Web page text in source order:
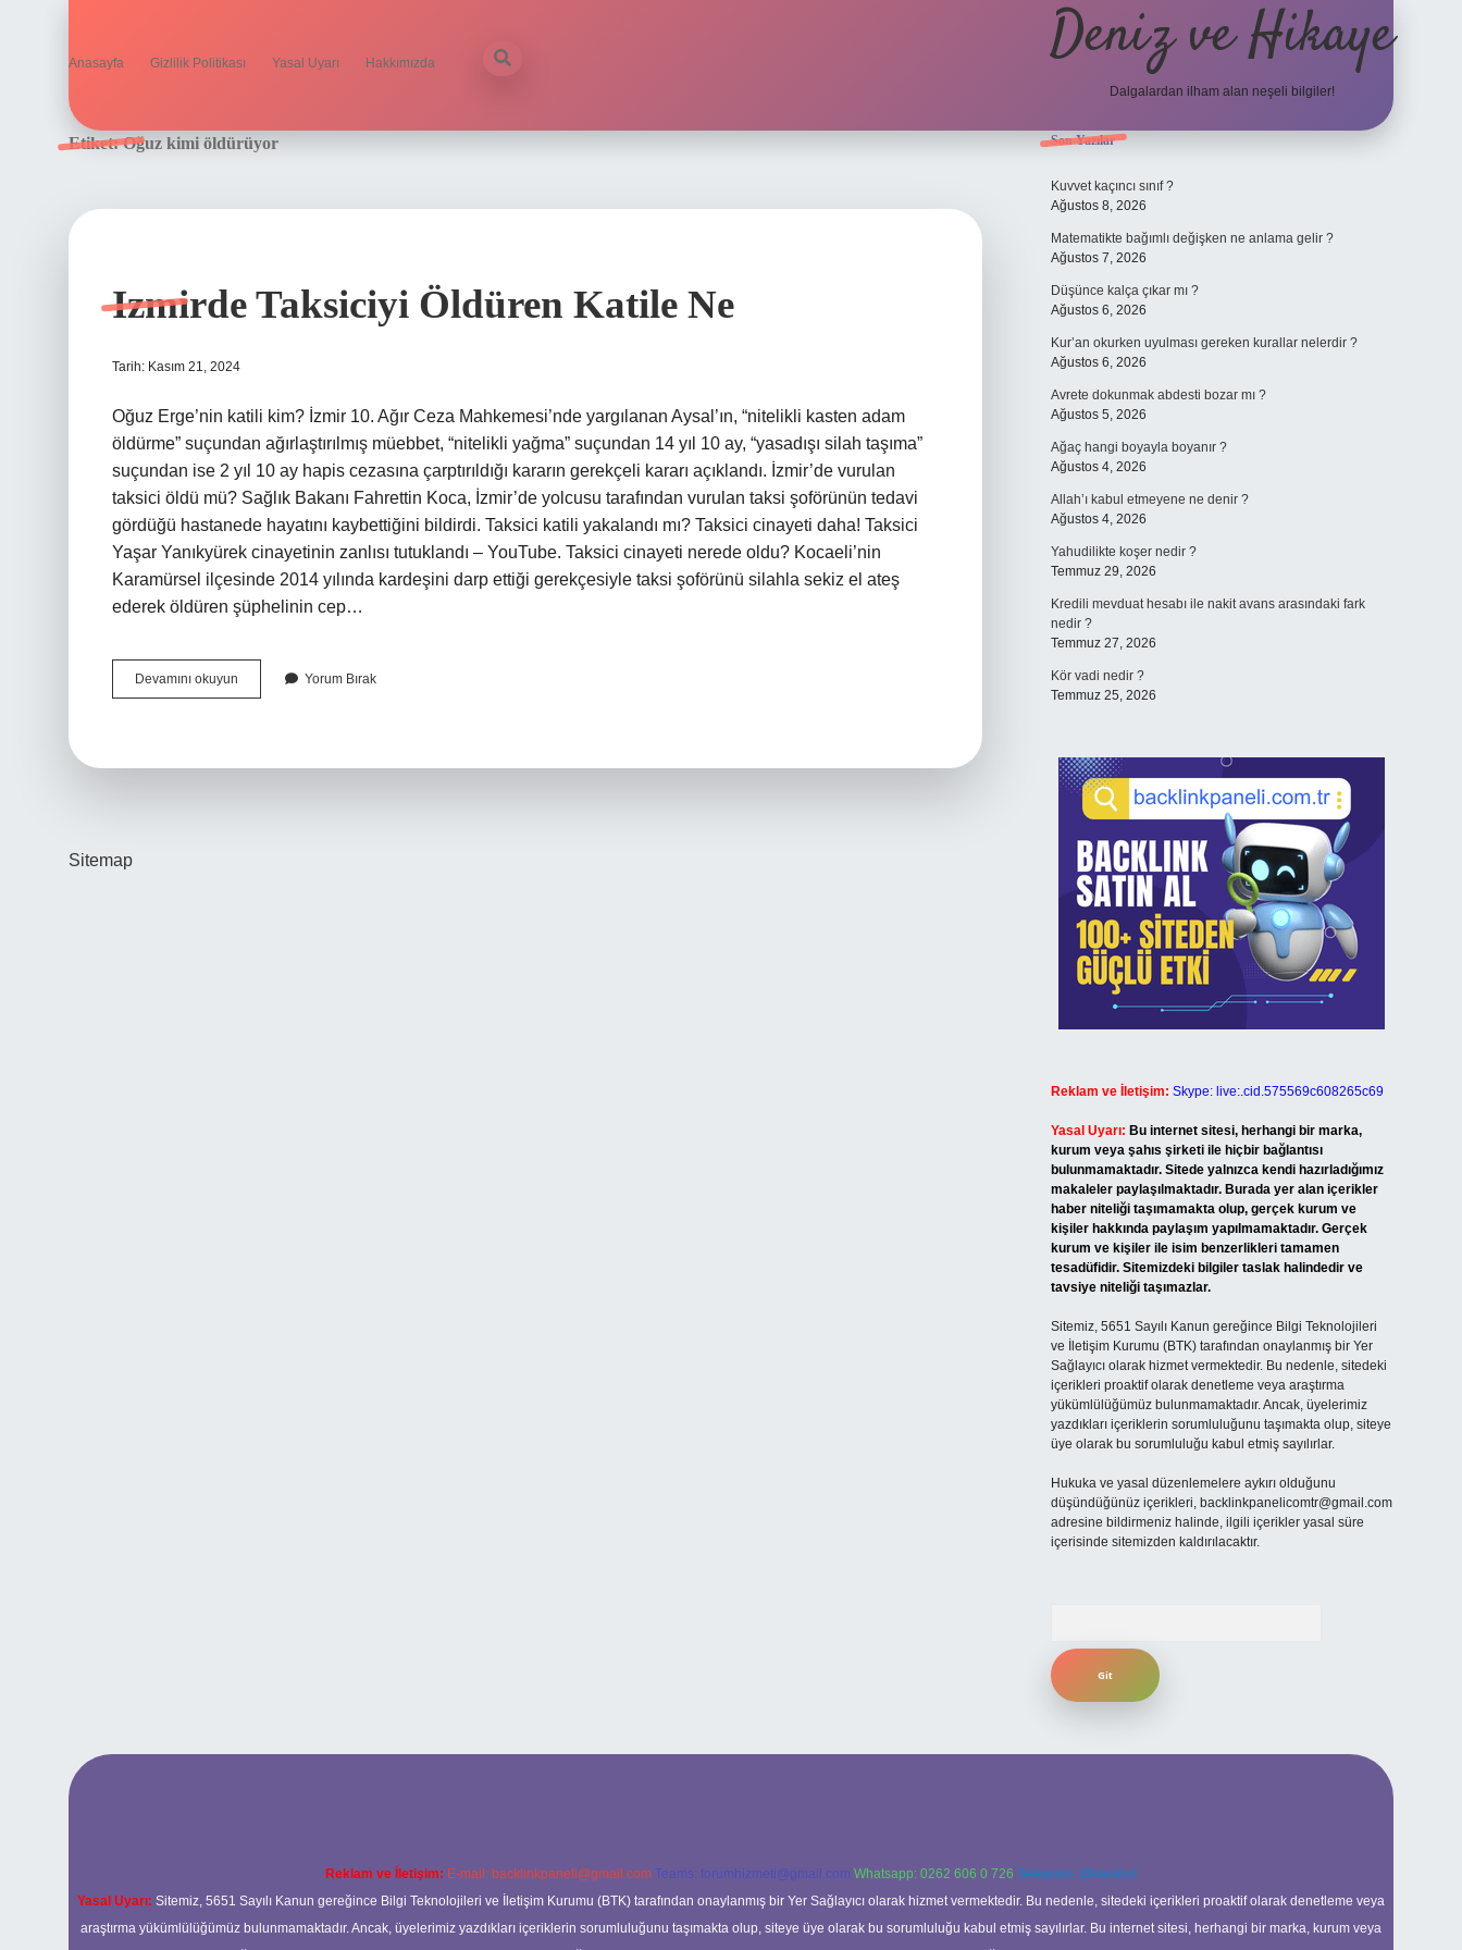
Anasayfa Gizlilik Politikası Yasal Uyarı Hakkımızda Deniz ve Hikaye
Dalgalardan ilham alan neşeli bilgiler!
Etiket:Oğuz kimi öldürüyor
Izmirde Taksiciyi Öldüren Katile Ne
Tarih: Kasım 21, 2024
Oğuz Erge’nin katili kim? İzmir 10. Ağır Ceza Mahkemesi’nde yargılanan Aysal’ın, “nitelikli kasten adam
öldürme” suçundan ağırlaştırılmış müebbet, “nitelikli yağma” suçundan 14 yıl 10 ay, “yasadışı silah taşıma”
suçundan ise 2 yıl 10 ay hapis cezasına çarptırıldığı kararın gerekçeli kararı açıklandı. İzmir’de vurulan
taksici öldü mü? Sağlık Bakanı Fahrettin Koca, İzmir’de yolcusu tarafından vurulan taksi şoförünün tedavi
gördüğü hastanede hayatını kaybettiğini bildirdi. Taksici katili yakalandı mı? Taksici cinayeti daha! Taksici
Yaşar Yanıkyürek cinayetinin zanlısı tutuklandı – YouTube. Taksici cinayeti nerede oldu? Kocaeli’nin
Karamürsel ilçesinde 2014 yılında kardeşini darp ettiği gerekçesiyle taksi şoförünü silahla sekiz el ateş
ederek öldüren şüphelinin cep…
Devamını okuyun
Taksiciyi
Yorum Bırak
Sitemap
Sidebar
Son Yazılar
Kuvvet kaçıncı sınıf ?
Ağustos 8, 2026
Matematikte bağımlı değişken ne anlama gelir ?
Ağustos 7, 2026
Düşünce kalça çıkar mı ?
Ağustos 6, 2026
Kur’an okurken uyulması gereken kurallar nelerdir ?
Ağustos 6, 2026
Avrete dokunmak abdesti bozar mı ?
Ağustos 5, 2026
Ağaç hangi boyayla boyanır ?
Ağustos 4, 2026
Allah’ı kabul etmeyene ne denir ?
Ağustos 4, 2026
Yahudilikte koşer nedir ?
Temmuz 29, 2026
Kredili mevduat hesabı ile nakit avans arasındaki fark
nedir ?
Temmuz 27, 2026
Kör vadi nedir ?
Temmuz 25, 2026
Reklam ve İletişim: Skype: live:.cid.575569c608265c69
Yasal Uyarı: Bu internet sitesi, herhangi bir marka,
kurum veya şahıs şirketi ile hiçbir bağlantısı
bulunmamaktadır. Sitede yalnızca kendi hazırladığımız
makaleler paylaşılmaktadır. Burada yer alan içerikler
haber niteliği taşımamakta olup, gerçek kurum ve
kişiler hakkında paylaşım yapılmamaktadır. Gerçek
kurum ve kişiler ile isim benzerlikleri tamamen
tesadüfidir. Sitemizdeki bilgiler taslak halindedir ve
tavsiye niteliği taşımazlar.
Sitemiz, 5651 Sayılı Kanun gereğince Bilgi Teknolojileri
ve İletişim Kurumu (BTK) tarafından onaylanmış bir Yer
Sağlayıcı olarak hizmet vermektedir. Bu nedenle, sitedeki
içerikleri proaktif olarak denetleme veya araştırma
yükümlülüğümüz bulunmamaktadır. Ancak, üyelerimiz
yazdıkları içeriklerin sorumluluğunu taşımakta olup, siteye
üye olarak bu sorumluluğu kabul etmiş sayılırlar.
Hukuka ve yasal düzenlemelere aykırı olduğunu
düşündüğünüz içerikleri, backlinkpanelicomtr@gmail.com
adresine bildirmeniz halinde, ilgili içerikler yasal süre
içerisinde sitemizden kaldırılacaktır.
ilbet yeni giriş
Reklam ve İletişim: E-mail: backlinkpaneli@gmail.com Teams: forumhizmeti@gmail.com Whatsapp: 0262 606 0 726 Telegram: @karabul
Yasal Uyarı: Sitemiz, 5651 Sayılı Kanun gereğince Bilgi Teknolojileri ve İletişim Kurumu (BTK) tarafından onaylanmış bir Yer Sağlayıcı olarak hizmet vermektedir. Bu nedenle, sitedeki içerikleri proaktif olarak denetleme veya
araştırma yükümlülüğümüz bulunmamaktadır. Ancak, üyelerimiz yazdıkları içeriklerin sorumluluğunu taşımakta olup, siteye üye olarak bu sorumluluğu kabul etmiş sayılırlar. Bu internet sitesi, herhangi bir marka, kurum veya